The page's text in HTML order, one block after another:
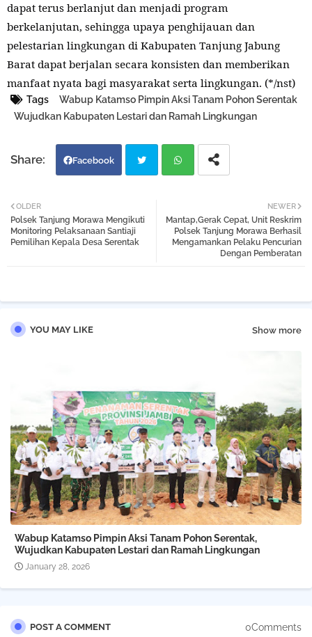
dapat terus berlanjut dan menjadi program
berkelanjutan, sehingga upaya penghijauan dan
pelestarian lingkungan di Kabupaten Tanjung Jabung
Barat dapat berjalan secara konsisten dan memberikan
manfaat nyata bagi masyarakat serta lingkungan. (*/nst)
Tags
Wabup Katamso Pimpin Aksi Tanam Pohon Serentak
Wujudkan Kabupaten Lestari dan Ramah Lingkungan
Facebook
tter atsa
NEWER
Mantap,Gerak Cepat, Unit Reskrim
Polsek Tanjung Morawa Berhasil
Mengamankan Pelaku Pencurian
Dengan Pemberatan
OLDER
Polsek Tanjung Morawa Mengikuti
Monitoring Pelaksanaan Santiaji
Pemilihan Kepala Desa Serentak
YOU MAY LIKE Show more
Wabup Katamso Pimpin Aksi Tanam Pohon Serentak,
Wujudkan Kabupaten Lestari dan Ramah Lingkungan
January 28, 2026
POST A COMMENT 0Comments